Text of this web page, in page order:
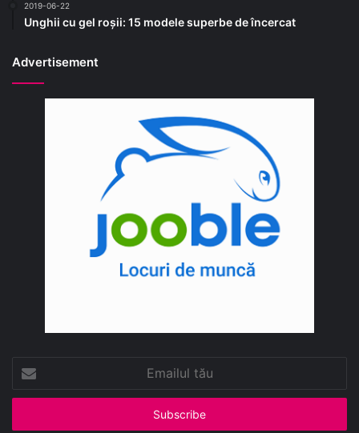
2019-06-22
Unghii cu gel roșii: 15 modele superbe de încercat
Advertisement
tău